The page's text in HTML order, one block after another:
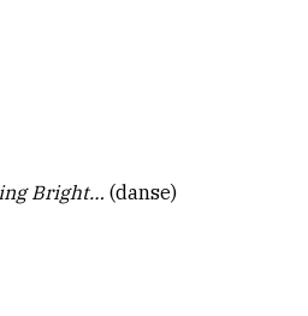
Bright… (danse)